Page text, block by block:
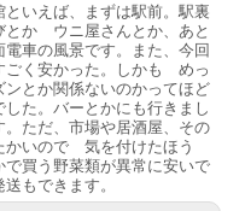
いえば、まずは駅前。駅裏
とか ウニ屋さんとか、あと
車の風景です。また、今回
く安かった。しかも めっ
とか関係ないのかってほど
た。バーとかにも行きまし
。ただ、市場や居酒屋、その
かいので 気を付けたほう
で買う野菜類が異常に安いで
もできます。